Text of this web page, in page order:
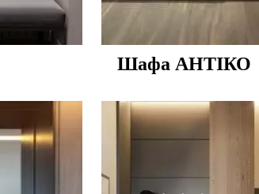
Шафа АНТІКО